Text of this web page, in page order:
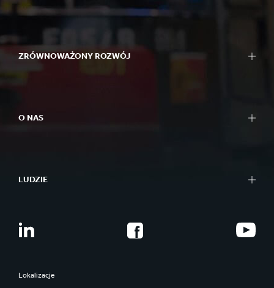
ZRÓWNOWAŻONY ROZWÓJ
O NAS
LUDZIE
Lokalizacje